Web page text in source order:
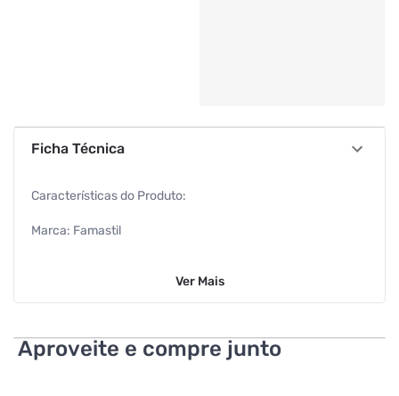
Ficha Técnica
Características do Produto:
Marca: Famastil
Cor: Laranja
Ver Mais
Aproveite e compre junto